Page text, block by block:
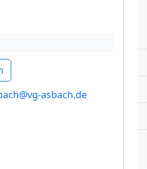
asbach.de